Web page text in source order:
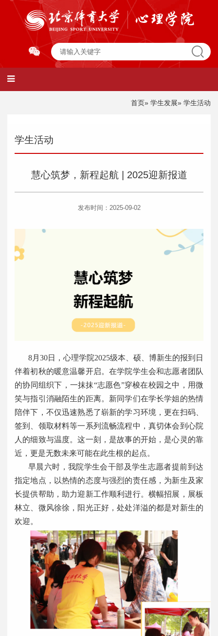
首页» 学生发展» 学生活动
学生活动
慧心筑梦，新程起航 | 2025迎新报道
发布时间：2025-09-02
8月30日，心理学院2025级本、硕、博新生的报到日
伴着初秋的暖意温馨开启。在学院学生会和志愿者团队
的协同组织下，一抹抹“志愿色”穿梭在校园之中，用微
笑与指引消融陌生的距离。新同学们在学长学姐的热情
陪伴下，不仅迅速熟悉了崭新的学习环境，更在扫码、
签到、领取材料等一系列流畅流程中，真切体会到心院
人的细致与温度。这一刻，是故事的开始，是心灵的靠
近，更是无数未来可能在此生根的起点。
早晨六时，我院学生会干部及学生志愿者提前到达
指定地点，以热情的态度与强烈的责任感，为新生及家
长提供帮助，助力迎新工作顺利进行。横幅招展，展板
林立、微风徐徐，阳光正好，处处洋溢的都是对新生的
欢迎。